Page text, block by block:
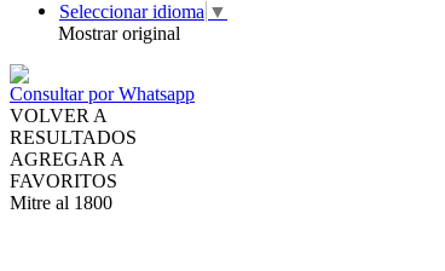
Seleccionar idioma ▼
Mostrar original
Consultar por Whatsapp
VOLVER A
RESULTADOS
AGREGAR A
FAVORITOS
Mitre al 1800